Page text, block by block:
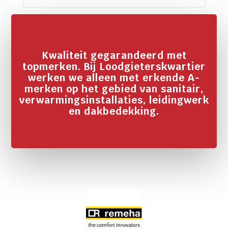
Kwaliteit gegarandeerd met
topmerken. Bij Loodgieterskwartier
werken we alleen met erkende A-
merken op het gebied van sanitair,
verwarmingsinstallaties, leidingwerk
en dakbedekking.